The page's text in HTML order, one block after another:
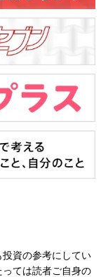
資の参考にしてい
ては読者ご自身の